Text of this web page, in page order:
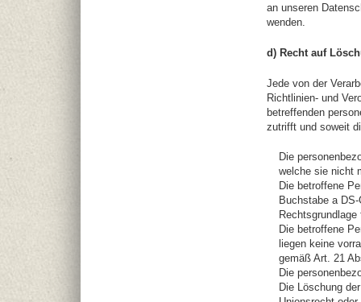
an unseren
wenden.
d) Recht auf
Jede von der
Richtlinien- und
betreffenden
zutrifft und soweit
Die
welche sie nicht
Die betroffene
Buchstabe a
Die betroffene
liegen keine
gemäß Art. 21
Die
Die Löschung